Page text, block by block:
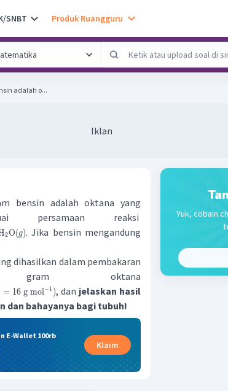
SNBT Produk Ruangguru
adalah o...
Iklan
bensin adalah oktana yang
persamaan reaksi
2O(g). Jika bensin mengandung
dihasilkan dalam pembakaran
gram oktana
= 16 g mol−1 ), dan jelaskan hasil
dan bahayanya bagi tubuh!
E-Wallet 100rb
Klaim
Yuk, cobain